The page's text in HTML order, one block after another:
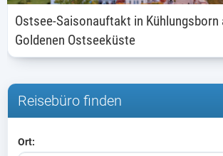
Ostsee-Saisonauftakt in Kühlungsborn
Goldenen Ostseeküste
Reisebüro finden
Ort: